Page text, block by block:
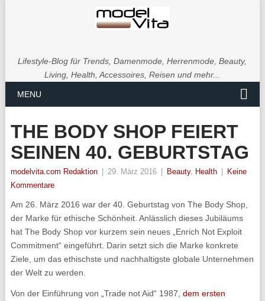
Lifestyle-Blog für Trends, Damenmode, Herrenmode, Beauty,
Living, Health, Accessoires, Reisen und mehr...
MENU
THE BODY SHOP FEIERT
SEINEN 40. GEBURTSTAG
modelvita.com Redaktion 29. März 2016 Beauty, Health
Keine
Kommentare
Am 26. März 2016 war der 40. Geburtstag von The Body Shop,
der Marke für ethische Schönheit. Anlässlich dieses Jubiläums
hat The Body Shop vor kurzem sein neues „Enrich Not Exploit
Commitment“ eingeführt. Darin setzt sich die Marke konkrete
Ziele, um das ethischste und nachhaltigste globale Unternehmen
der Welt zu werden.
Von der Einführung von „Trade not Aid“ 1987, dem ersten